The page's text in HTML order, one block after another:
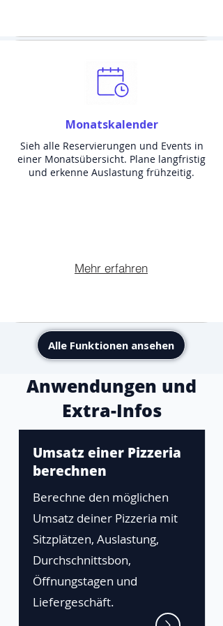
Monatskalender
Sieh alle Reservierungen und Events in
einer Monatsübersicht. Plane langfristig
und erkenne Auslastung frühzeitig.
Mehr erfahren
Alle Funktionen ansehen
Anwendungen und
Extra-Infos
Umsatz einer Pizzeria
berechnen
Berechne den möglichen
Umsatz deiner Pizzeria mit
Sitzplätzen, Auslastung,
Durchschnittsbon,
Öffnungstagen und
Liefergeschäft.